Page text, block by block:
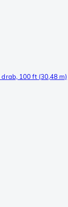
drab, 100 ft (30,48 m)